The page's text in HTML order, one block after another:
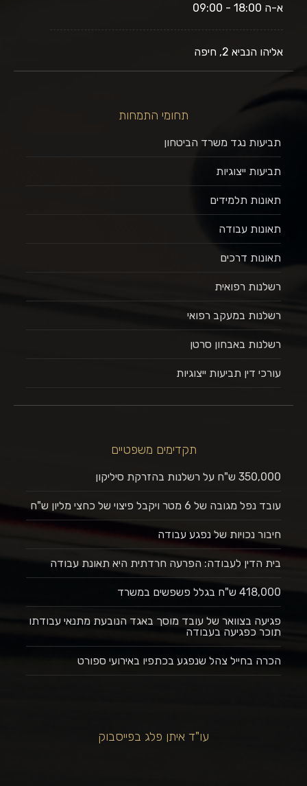
א-ה 18:00 - 09:00
אליהו הנביא 2, חיפה
תחומי התמחות
תביעות נגד משרד הביטחון
תביעות ייצוגיות
תאונות תלמידים
תאונות עבודה
תאונות דרכים
רשלנות רפואית
רשלנות במעקב רפואי
רשלנות באבחון סרטן
עורכי דין תביעות ייצוגיות
תקדימים משפטיים
350,000 ש"ח על רשלנות בהזרקת סיליקון
עובד נפל מגובה של 6 מטר ויקבל פיצוי של כחצי מליון ש"ח
חיבור נכויות של נפגע עבודה
בית הדין לעבודה: הפרעה חרדתית היא תאונת עבודה
418,000 ש"ח בגלל פשפשים במשרד
פגיעה בצוואר של עובד מוסך באגד הנובעת מתנאי עבודתו
תוכר כפגיעה בעבודה
הכרה בחייל צהל שנפגע בכתפיו באירועי ספורט
עו"ד איתן פלג בפייסבוק